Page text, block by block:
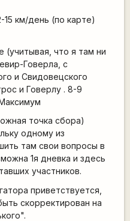
км/день (по карте)
что я там ни
Говерла, с
и Свидовецского
и Говерлу . 8-9
точка сбора)
одному из
там свои вопросы в
1я дневка и здесь
участников.
приветствуется,
скорректирован на